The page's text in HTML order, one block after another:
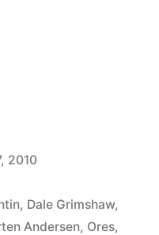
2010
, Dale Grimshaw,
Andersen, Ores,